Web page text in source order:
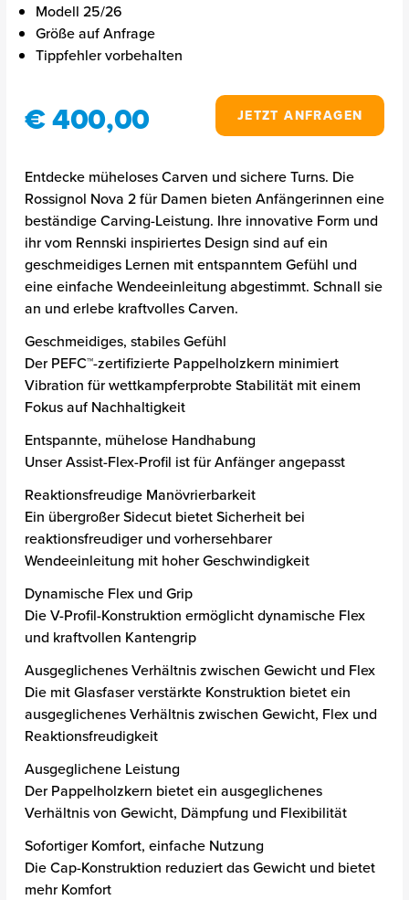
Modell 25/26
Größe auf Anfrage
Tippfehler vorbehalten
€ 400,00 JETZT ANFRAGEN
Entdecke müheloses Carven und sichere Turns. Die
Rossignol Nova 2 für Damen bieten Anfängerinnen eine
beständige Carving-Leistung. Ihre innovative Form und
ihr vom Rennski inspiriertes Design sind auf ein
geschmeidiges Lernen mit entspanntem Gefühl und
eine einfache Wendeeinleitung abgestimmt. Schnall sie
an und erlebe kraftvolles Carven.
Geschmeidiges, stabiles Gefühl
Der PEFC™-zertifizierte Pappelholzkern minimiert
Vibration für wettkampferprobte Stabilität mit einem
Fokus auf Nachhaltigkeit
Entspannte, mühelose Handhabung
Unser Assist-Flex-Profil ist für Anfänger angepasst
Reaktionsfreudige Manövrierbarkeit
Ein übergroßer Sidecut bietet Sicherheit bei
reaktionsfreudiger und vorhersehbarer
Wendeeinleitung mit hoher Geschwindigkeit
Dynamische Flex und Grip
Die V-Profil-Konstruktion ermöglicht dynamische Flex
und kraftvollen Kantengrip
Ausgeglichenes Verhältnis zwischen Gewicht und Flex
Die mit Glasfaser verstärkte Konstruktion bietet ein
ausgeglichenes Verhältnis zwischen Gewicht, Flex und
Reaktionsfreudigkeit
Ausgeglichene Leistung
Der Pappelholzkern bietet ein ausgeglichenes
Verhältnis von Gewicht, Dämpfung und Flexibilität
Sofortiger Komfort, einfache Nutzung
Die Cap-Konstruktion reduziert das Gewicht und bietet
mehr Komfort